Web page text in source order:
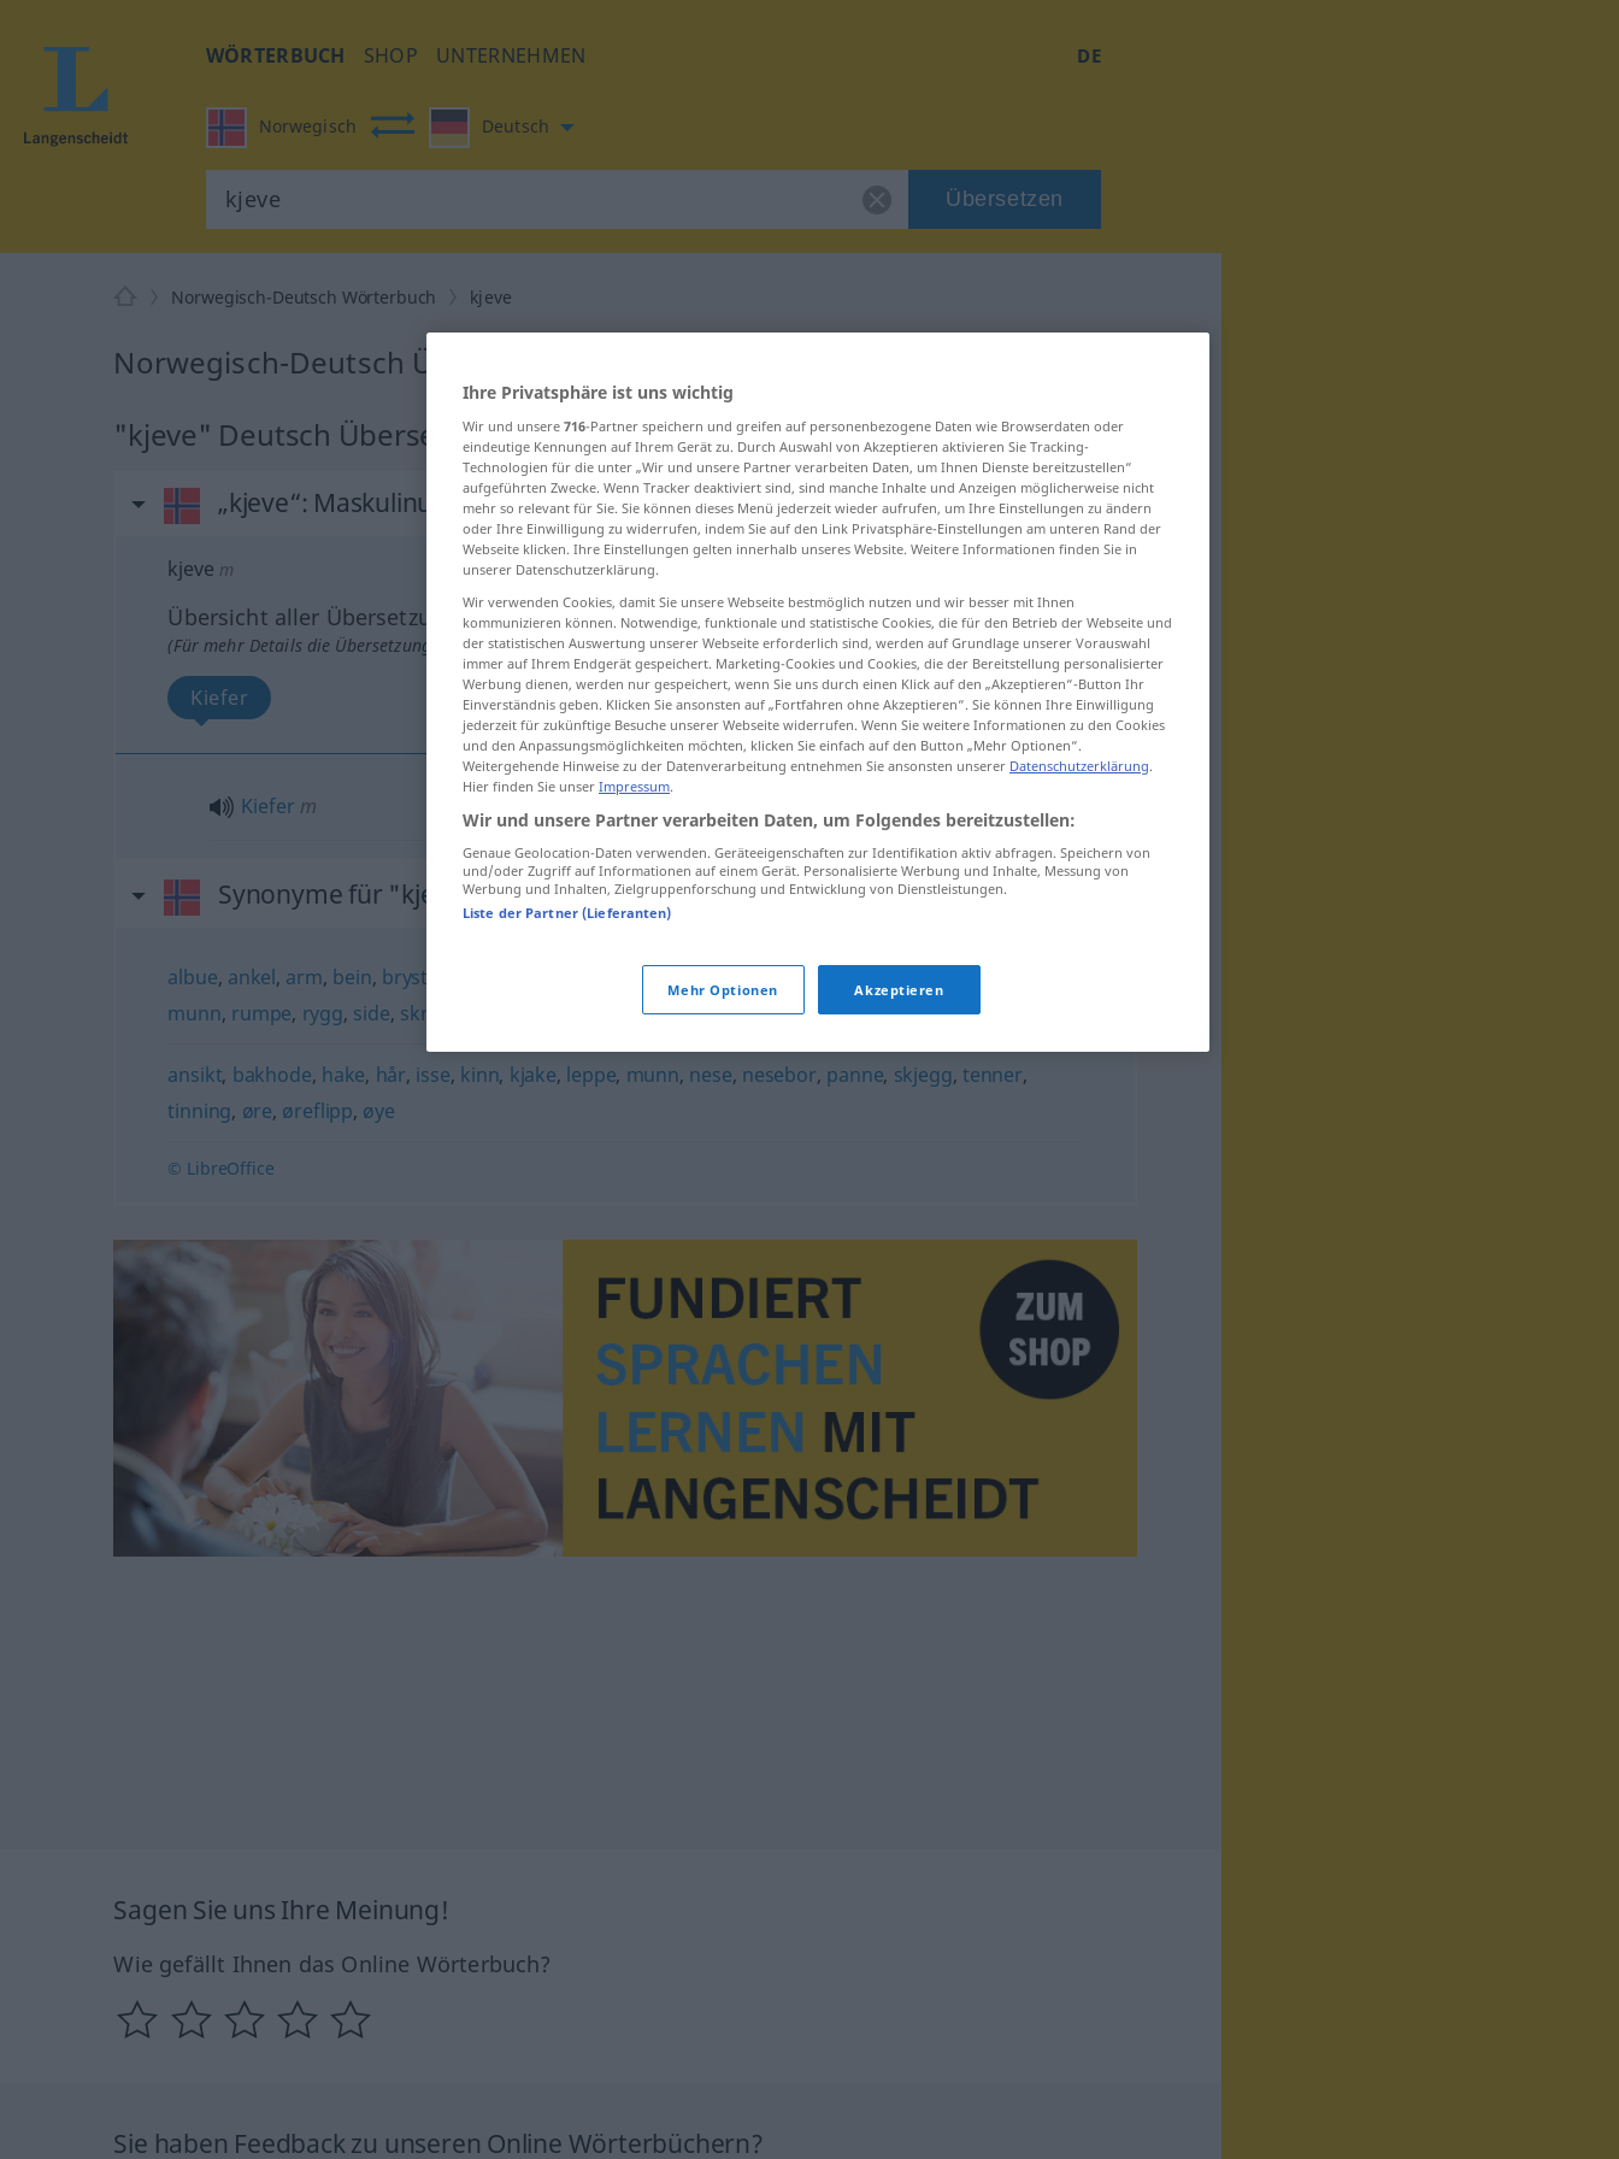
WÖRTERBUCH SHOP UNTERNEHMEN DE
Norwegisch Deutsch
Übersetzen
Norwegisch-Deutsch Wörterbuch kjeve
Norwegisch-Deutsch Übersetzung für "kjeve"
"kjeve" Deutsch Übersetzung
„kjeve“: Maskulinum
kjeve m
Übersicht aller Übersetzungen
(Für mehr Details die Übersetzung anklicken/antippen)
Kiefer
Kiefer m
Synonyme für "kjeve"
albue, ankel, arm, bein, bryst
munn, rumpe, rygg, side, skritt
ansikt, bakhode, hake, hår, isse, kinn, kjake, leppe, munn, nese, nesebor, panne, skjegg, tenner,
tinning, øre, øreflipp, øye
© LibreOffice
Sagen Sie uns Ihre Meinung!
Wie gefällt Ihnen das Online Wörterbuch?
Sie haben Feedback zu unseren Online Wörterbüchern?
Ihre Privatsphäre ist uns wichtig
Wir und unsere 716-Partner speichern und greifen auf personenbezogene Daten wie Browserdaten oder
eindeutige Kennungen auf Ihrem Gerät zu. Durch Auswahl von Akzeptieren aktivieren Sie Tracking-
Technologien für die unter „Wir und unsere Partner verarbeiten Daten, um Ihnen Dienste bereitzustellen“
aufgeführten Zwecke. Wenn Tracker deaktiviert sind, sind manche Inhalte und Anzeigen möglicherweise nicht
mehr so relevant für Sie. Sie können dieses Menü jederzeit wieder aufrufen, um Ihre Einstellungen zu ändern
oder Ihre Einwilligung zu widerrufen, indem Sie auf den Link Privatsphäre-Einstellungen am unteren Rand der
Webseite klicken. Ihre Einstellungen gelten innerhalb unseres Website. Weitere Informationen finden Sie in
unserer Datenschutzerklärung.
Wir verwenden Cookies, damit Sie unsere Webseite bestmöglich nutzen und wir besser mit Ihnen
kommunizieren können. Notwendige, funktionale und statistische Cookies, die für den Betrieb der Webseite und
der statistischen Auswertung unserer Webseite erforderlich sind, werden auf Grundlage unserer Vorauswahl
immer auf Ihrem Endgerät gespeichert. Marketing-Cookies und Cookies, die der Bereitstellung personalisierter
Werbung dienen, werden nur gespeichert, wenn Sie uns durch einen Klick auf den „Akzeptieren“-Button Ihr
Einverständnis geben. Klicken Sie ansonsten auf „Fortfahren ohne Akzeptieren“. Sie können Ihre Einwilligung
jederzeit für zukünftige Besuche unserer Webseite widerrufen. Wenn Sie weitere Informationen zu den Cookies
und den Anpassungsmöglichkeiten möchten, klicken Sie einfach auf den Button „Mehr Optionen“.
Weitergehende Hinweise zu der Datenverarbeitung entnehmen Sie ansonsten unserer Datenschutzerklärung.
Hier finden Sie unser Impressum.
Wir und unsere Partner verarbeiten Daten, um Folgendes bereitzustellen:
Genaue Geolocation-Daten verwenden. Geräteeigenschaften zur Identifikation aktiv abfragen. Speichern von
und/oder Zugriff auf Informationen auf einem Gerät. Personalisierte Werbung und Inhalte, Messung von
Werbung und Inhalten, Zielgruppenforschung und Entwicklung von Dienstleistungen.
Liste der Partner (Lieferanten)
Mehr Optionen Akzeptieren